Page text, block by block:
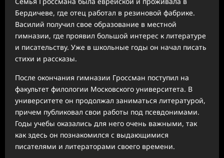
Бердичеве, где отец работал в резиновой фабрике.
Василий получил свое образование в местной
гимназии, где проявил большой интерес к литературе
и писательству. Уже в школьные годы он начал писать
стихи и рассказы.
После окончания гимназии Гроссман поступил на
факультет филологии Московского университета. В
университете он продолжал заниматься литературой,
причем публиковал свои работы под псевдонимами.
Годы учебы оказались для него очень важными, так
как здесь он познакомился с выдающимися
писателями и литераторами своего времени.